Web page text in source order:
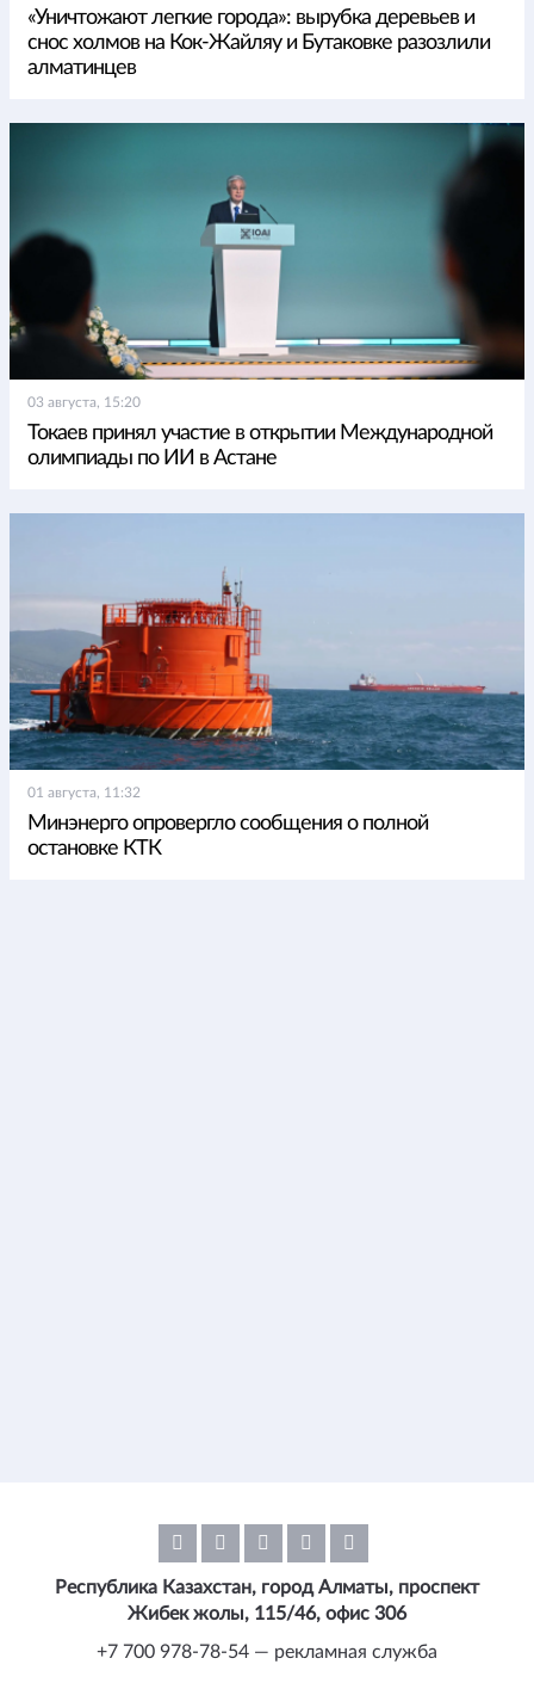
«Уничтожают легкие города»: вырубка деревьев и
снос холмов на Кок-Жайляу и Бутаковке разозлили
алматинцев
03 августа, 15:20
Токаев принял участие в открытии Международной
олимпиады по ИИ в Астане
01 августа, 11:32
Минэнерго опровергло сообщения о полной
остановке КТК
Республика Казахстан, город Алматы, проспект
Жибек жолы, 115/46, офис 306
+7 700 978-78-54 — рекламная служба